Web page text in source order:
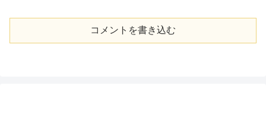
コメントを書き込む